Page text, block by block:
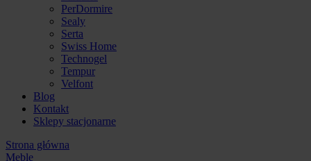
PerDormire
Sealy
Serta
Swiss Home
Technogel
Tempur
Velfont
Blog
Kontakt
Sklepy stacjonarne
Strona główna
Meble